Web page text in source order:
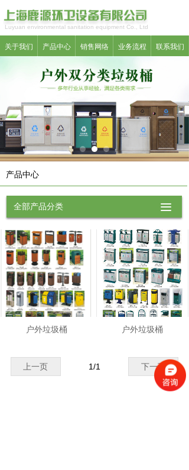
Luyuan environmental sanitation equipment Co., Ltd
关于我们 产品中心 销售网络 业务流程 联系我们
户外垃圾桶 户外垃圾桶
上一页 下一页
1/1
产品中心
끀
全部产品分类